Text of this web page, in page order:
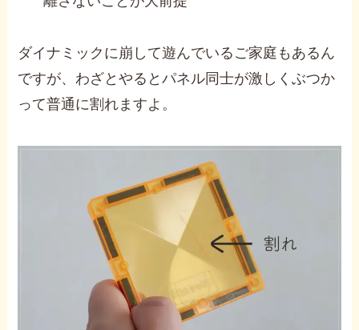
ダイナミックに崩して遊んでいるご家庭もあるん
ですが、わざとやるとパネル同士が激しくぶつか
って普通に割れますよ。